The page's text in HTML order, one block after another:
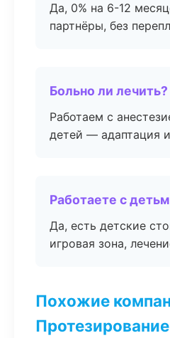
Да, 0% на 6-12
партнёры, без
Больно ли лечить?
Работаем с
детей — адаптация
Работаете с
Да, есть детские
игровая зона,
Похожие
Протезирование